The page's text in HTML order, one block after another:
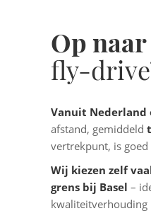
Op naar
fly-
Vanuit Nederland
afstand, gemiddeld
vertrekpunt, is
Wij kiezen zelf
grens bij Basel –
kwaliteitverhouding